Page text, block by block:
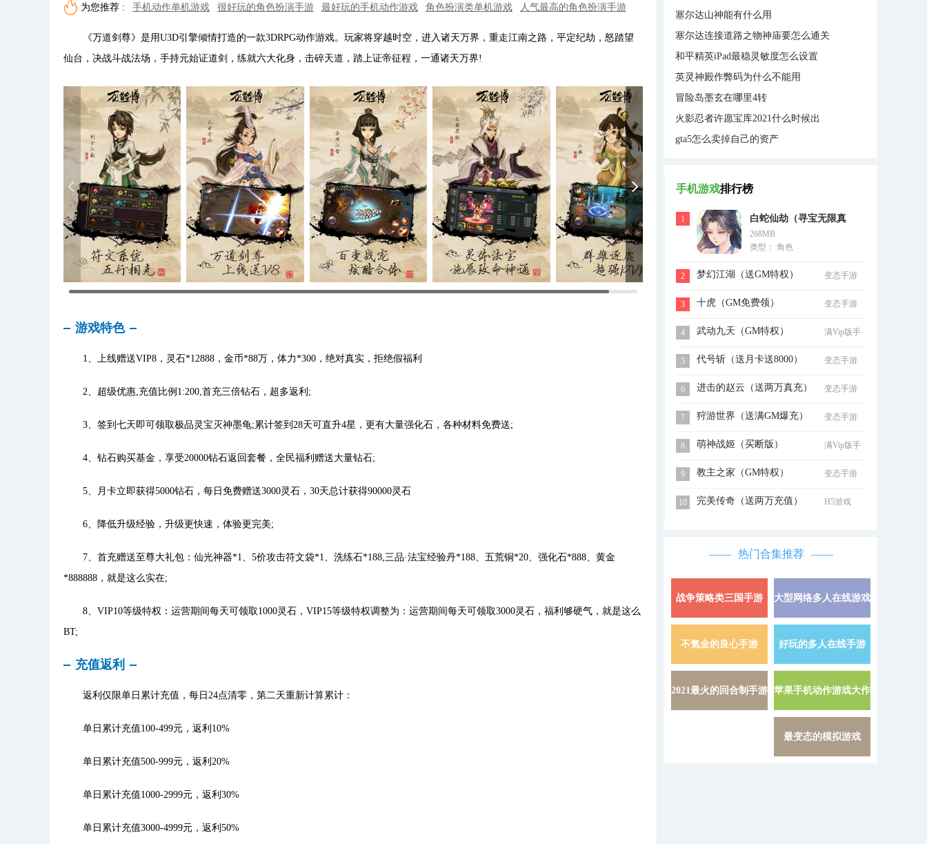
为您推荐 : 手机动作单机游戏 很好玩的角色扮演手游 最好玩的手机动作游戏 角色扮演类单机游戏 人气最高的角色扮演手游
《万道剑尊》是用U3D引擎倾情打造的一款3DRPG动作游戏。玩家将穿越时空，进入诸天万界，重走江南之路，平定纪劫，怒踏望
仙台，决战斗战法场，手持元始证道剑，练就六大化身，击碎天道，踏上证帝征程，一通诸天万界!
游戏特色
1、上线赠送VIP8，灵石*12888，金币*88万，体力*300，绝对真实，拒绝假福利
2、超级优惠,充值比例1:200,首充三倍钻石，超多返利;
3、签到七天即可领取极品灵宝灭神墨龟;累计签到28天可直升4星，更有大量强化石，各种材料免费送;
4、钻石购买基金，享受20000钻石返回套餐，全民福利赠送大量钻石;
5、月卡立即获得5000钻石，每日免费赠送3000灵石，30天总计获得90000灵石
6、降低升级经验，升级更快速，体验更完美;
7、首充赠送至尊大礼包：仙光神器*1、5价攻击符文袋*1、洗练石*188,三品·法宝经验丹*188、五荒铜*20、强化石*888、黄金
*888888，就是这么实在;
8、VIP10等级特权：运营期间每天可领取1000灵石，VIP15等级特权调整为：运营期间每天可领取3000灵石，福利够硬气，就是这么
BT;
充值返利
返利仅限单日累计充值，每日24点清零，第二天重新计算累计：
单日累计充值100-499元，返利10%
单日累计充值500-999元，返利20%
单日累计充值1000-2999元，返利30%
单日累计充值3000-4999元，返利50%
塞尔达山神能有什么用
塞尔达连接道路之物神庙要怎么通关
和平精英iPad最稳灵敏度怎么设置
英灵神殿作弊码为什么不能用
冒险岛墨玄在哪里4转
火影忍者许愿宝库2021什么时候出
gta5怎么卖掉自己的资产
手机游戏排行榜
1
白蛇仙劫（寻宝无限真
充）
268MB
类型： 角色
2 梦幻江湖（送GM特权） 变态手游
3 十虎（GM免费领） 变态手游
4 武动九天（GM特权）
满Vip版手
5
代号斩（送月卡送8000） 变态手游
6 进击的赵云（送两万真充） 变态手游
7 狩游世界（送满GM爆充） 变态手游
8 萌神战姬（买断版）
满Vip版手
9
教主之家（GM特权） 变态手游
10 完美传奇（送两万充值） H5游戏
热门合集推荐
战争策略类三国手游 详情 »
大型网络多人在线游戏
不氪金的良心手游 详情 »
好玩的多人在线手游
2021最火的回合制手游 详情 »
苹果手机动作游戏大作
最变态的模拟游戏